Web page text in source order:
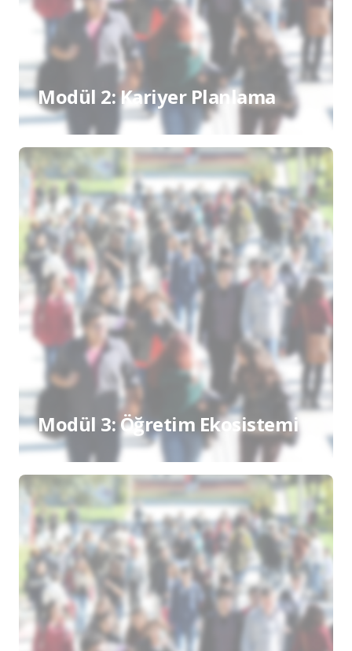
Modül 2: Kariyer Planlama
Modül 3: Öğretim Ekosistemi